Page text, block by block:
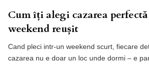
Cum îți alegi cazarea
weekend reușit
Cand pleci intr-un weekend scurt, fiecare
cazarea nu e doar un loc unde dormi – e